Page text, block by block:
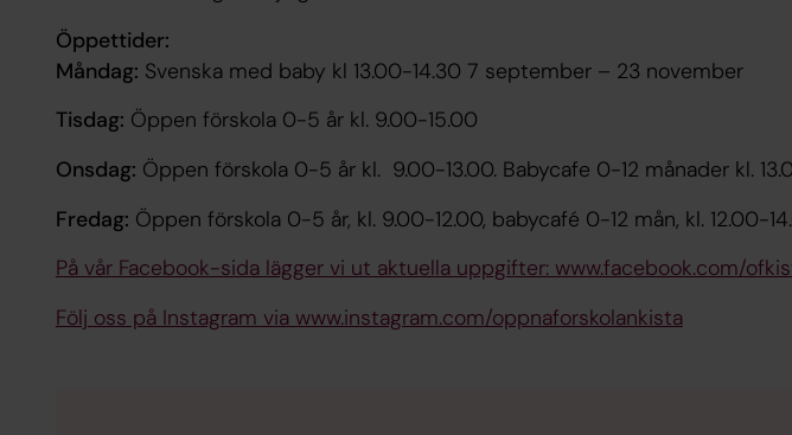
Öppettider:
Måndag: Svenska med baby kl 13.00-14.30 7 september – 23 november
Tisdag: Öppen förskola 0-5 år kl. 9.00-15.00
Onsdag: Öppen förskola 0-5 år kl. 9.00-13.00. Babycafe 0-12 månader kl.
Fredag: Öppen förskola 0-5 år, kl. 9.00-12.00, babycafé 0-12 mån, kl. 12.00-
På vår Facebook-sida lägger vi ut aktuella uppgifter: www.facebook.com/
Följ oss på Instagram via www.instagram.com/oppnaforskolankista